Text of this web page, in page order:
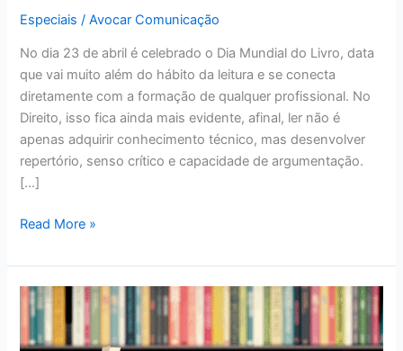
Especiais /Avocar Comunicação
No dia 23 de abril é celebrado o Dia Mundial do Livro, data
que vai muito além do hábito da leitura e se conecta
diretamente com a formação de qualquer profissional. No
Direito, isso fica ainda mais evidente, afinal, ler não é
apenas adquirir conhecimento técnico, mas desenvolver
repertório, senso crítico e capacidade de argumentação.
[…]
Read More »
Conheça
livros